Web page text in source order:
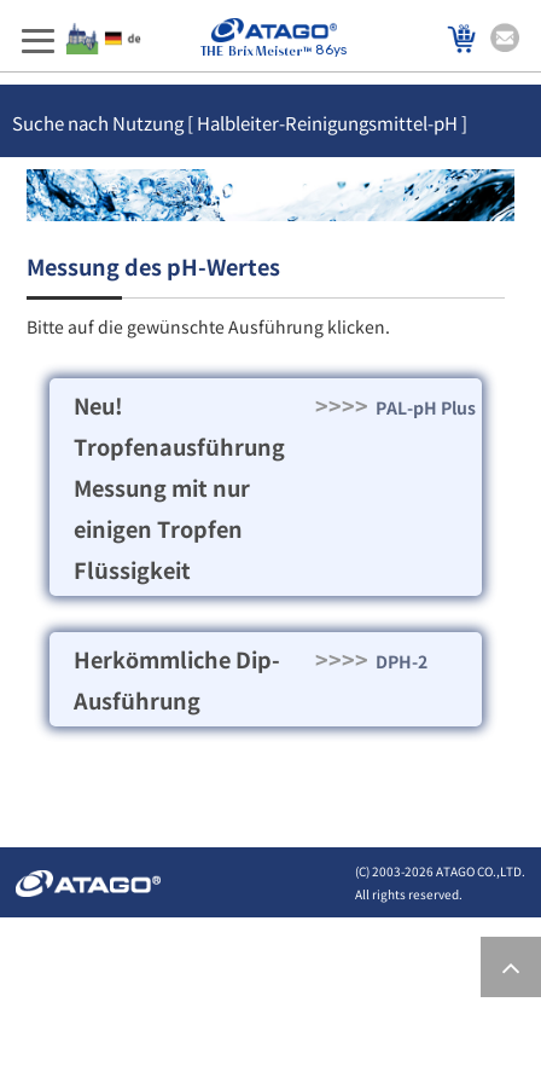
86ys
Suche nach Nutzung [ Halbleiter-Reinigungsmittel-pH ]
Messung des pH-Wertes
Bitte auf die gewünschte Ausführung klicken.
Neu!
Tropfenausführung
Messung mit nur
einigen Tropfen
Flüssigkeit
>>>> PAL-pH Plus
Herkömmliche Dip-
Ausführung
>>>> DPH-2
(C) 2003-2026 ATAGO CO.,LTD.
All rights reserved.